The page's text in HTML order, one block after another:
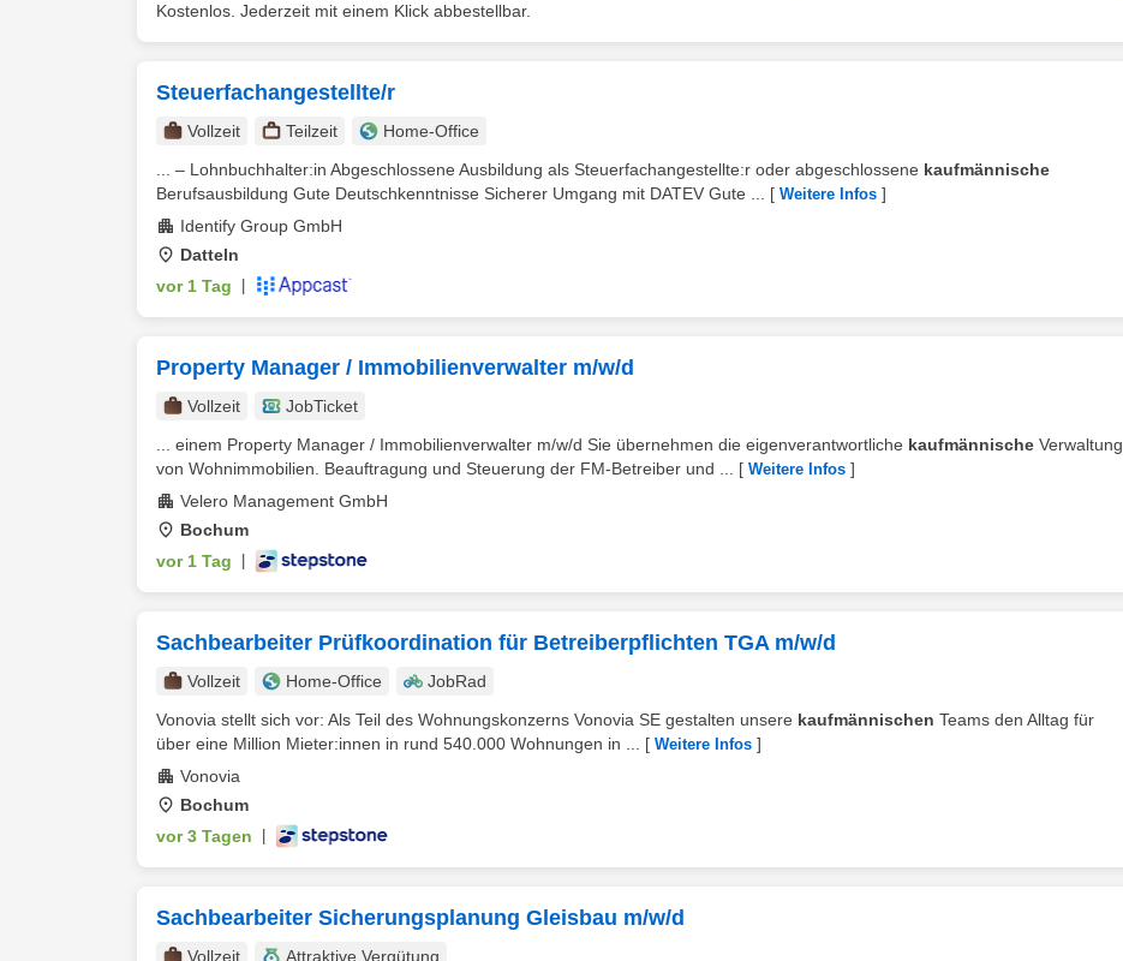
Kostenlos. Jederzeit mit einem Klick abbestellbar.
Steuerfachangestellte/r
Vollzeit Teilzeit
Home-Office
... – Lohnbuchhalter:in Abgeschlossene Ausbildung als Steuerfachangestellte:r oder abgeschlossene kaufmännische
Berufsausbildung Gute Deutschkenntnisse Sicherer Umgang mit DATEV Gute ...
[ Weitere Infos ]
Identify Group GmbH
Datteln
vor 1 Tag
Property Manager / Immobilienverwalter m/w/d
Vollzeit
JobTicket
... einem Property Manager / Immobilienverwalter m/w/d Sie übernehmen die eigenverantwortliche kaufmännische Verwaltung
von Wohnimmobilien. Beauftragung und Steuerung der FM-Betreiber und ...
[ Weitere Infos ]
Velero Management GmbH
Bochum
vor 1 Tag
Sachbearbeiter Prüfkoordination für Betreiberpflichten TGA m/w/d
Vollzeit Home-Office
JobRad
Vonovia stellt sich vor: Als Teil des Wohnungskonzerns Vonovia SE gestalten unsere kaufmännischen Teams den Alltag für
über eine Million Mieter:innen in rund 540.000 Wohnungen in ...
[ Weitere Infos ]
Vonovia
Bochum
vor 3 Tagen
Sachbearbeiter Sicherungsplanung Gleisbau m/w/d
Vollzeit Attraktive Vergütung